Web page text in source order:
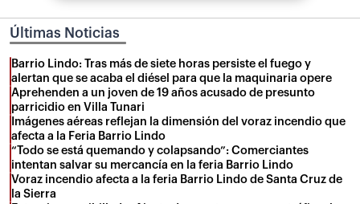
Últimas Noticias
Barrio Lindo: Tras más de siete horas persiste el fuego y
alertan que se acaba el diésel para que la maquinaria opere
Aprehenden a un joven de 19 años acusado de presunto
parricidio en Villa Tunari
Imágenes aéreas reflejan la dimensión del voraz incendio que
afecta a la Feria Barrio Lindo
“Todo se está quemando y colapsando”: Comerciantes
intentan salvar su mercancía en la feria Barrio Lindo
Voraz incendio afecta a la feria Barrio Lindo de Santa Cruz de
la Sierra